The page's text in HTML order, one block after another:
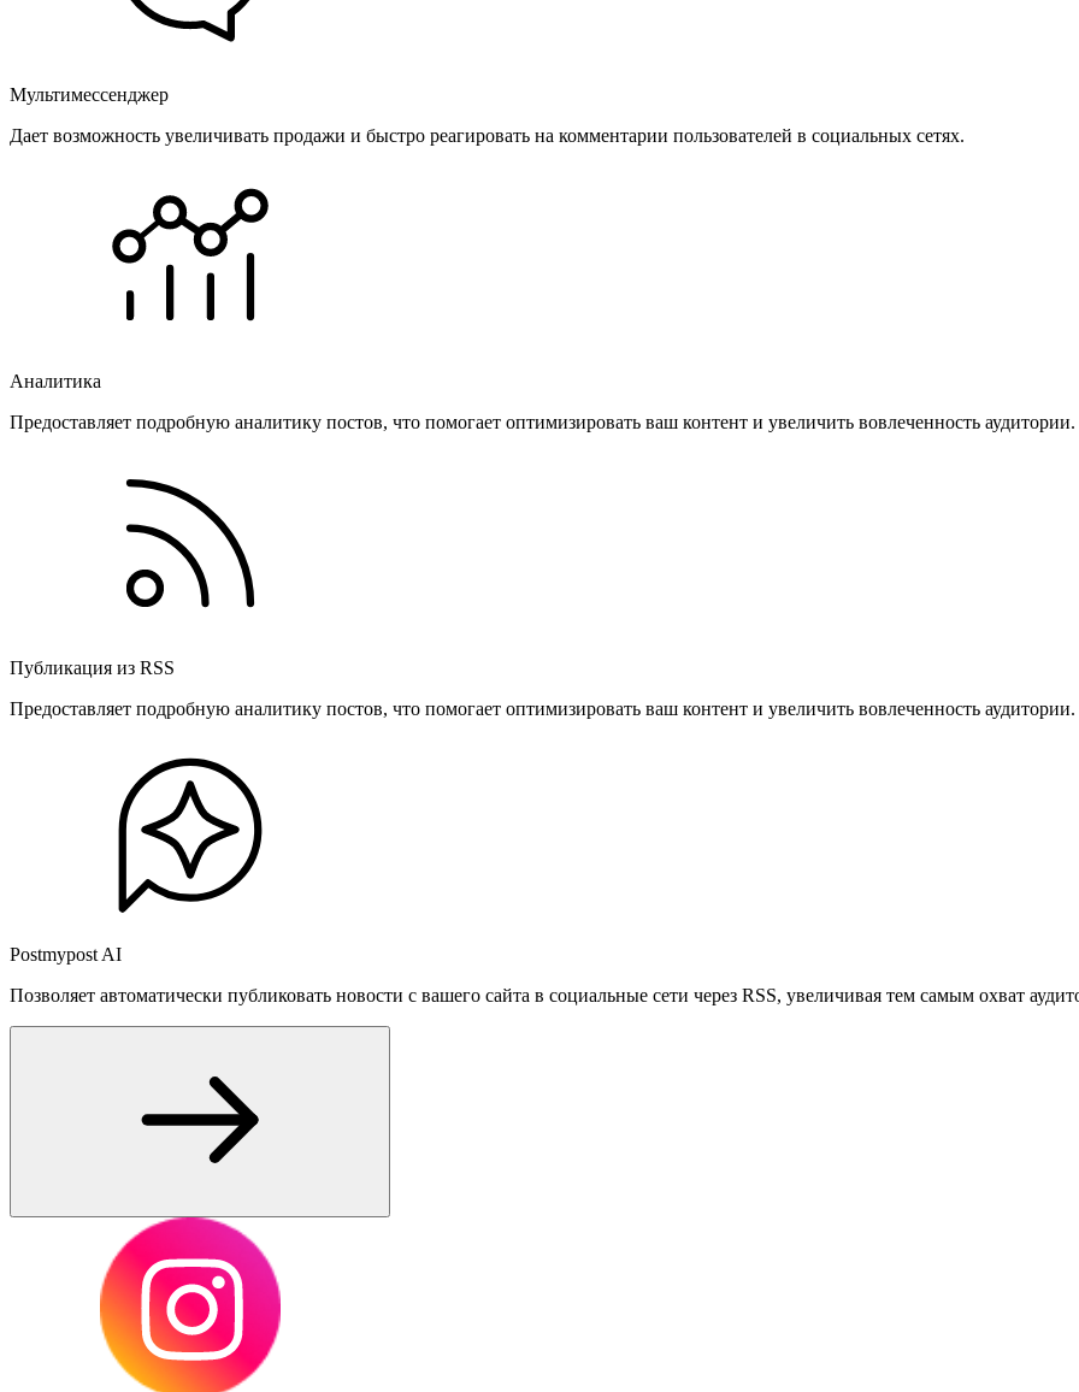
Мультимессенджер
Дает возможность увеличивать продажи и быстро реагировать на комментарии пользователей в социальных сетях.
Аналитика
Предоставляет подробную аналитику постов, что помогает оптимизировать ваш контент и увеличить вовлеченность аудитории.
Публикация из RSS
Предоставляет подробную аналитику постов, что помогает оптимизировать ваш контент и увеличить вовлеченность аудитории.
Postmypost AI
Позволяет автоматически публиковать новости с вашего сайта в социальные сети через RSS, увеличивая тем самым охват